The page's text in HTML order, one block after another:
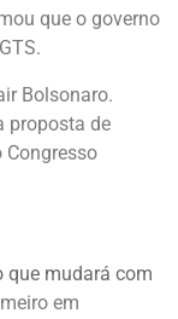
que o governo
Bolsonaro.
proposta de
Congresso
que mudará com
em